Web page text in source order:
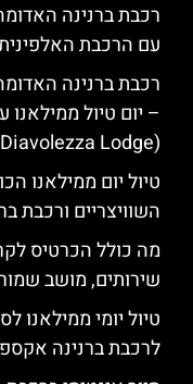
רכבת ברנינה
עם הרכבת
רכבת ברנינה
– יום טיול ממילאנו
(Diavolezza Lodge)
טיול יום ממילאנו
השוויצריים ורכבת
מה כולל הכרטיס
שירותים, מושב
טיול יומי ממילאנו
לרכבת ברנינה